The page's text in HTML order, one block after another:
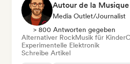
Autour de la Musique
Media Outlet/Journalist
> 800 Antworten gegeben
Alternativer RockMusik für Kinder
Experimentelle Elektronik
Schreibe Artikel